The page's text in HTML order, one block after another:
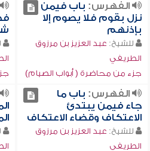
الفهرس: باب فيمن
نزل بقوم فلا يصوم إلا
بإذنهم
للشيخ: عبد العزيز بن مرزوق
الطريفي
جزء من محاضرة ( أبواب الصيام)
الفهرس: باب ما
جاء فيمن يبتدئ
الاعتكاف وقضاء الاعتكاف
للشيخ: عبد العزيز بن مرزوق
الطريفي